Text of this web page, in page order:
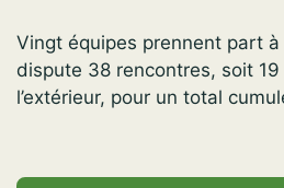
Vingt équipes prennent part
dispute 38 rencontres, soit
l’extérieur, pour un total